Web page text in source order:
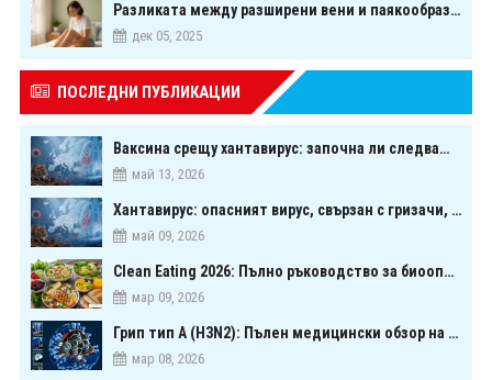
Разликата между разширени вени и паякообразни вени - и как наистина можете да ги предотвратите
дек 05, 2025
ПОСЛЕДНИ ПУБЛИКАЦИИ
Ваксина срещу хантавирус: започна ли следващата голяма надпревара в медицината?
май 13, 2026
Хантавирус: опасният вирус, свързан с гризачи, който предизвика тревога в Европа
май 09, 2026
Clean Eating 2026: Пълно ръководство за биооптимизация чрез хранене
мар 09, 2026
Грип тип A (H3N2): Пълен медицински обзор на сезонния щам през 2026 г.
мар 08, 2026